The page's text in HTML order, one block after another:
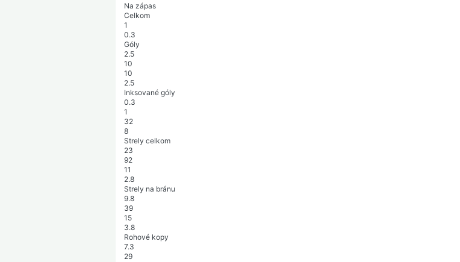
Na zápas
Celkom
1
0.3
Góly
2.5
10
10
2.5
Inksované góly
0.3
1
32
8
Strely celkom
23
92
11
2.8
Strely na bránu
9.8
39
15
3.8
Rohové kopy
7.3
29